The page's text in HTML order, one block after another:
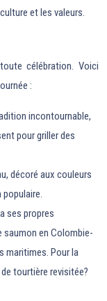
et les valeurs.
célébration. Voici
:
incontournable,
pour griller des
décoré aux couleurs
ses propres
saumon en Colombie-
maritimes. Pour la
tourtière revisitée?